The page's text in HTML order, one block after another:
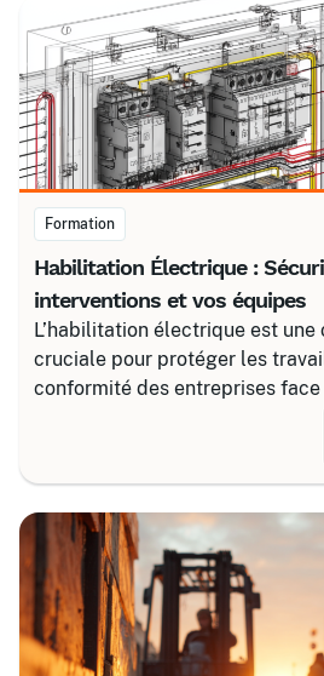
Formation
Habilitation Électrique :
interventions et vos équipes
L’habilitation électrique est
cruciale pour protéger les
conformité des entreprises
courant. Certalis vous
formations sur-mesure,
pour maîtriser tous les niveaux
tension.